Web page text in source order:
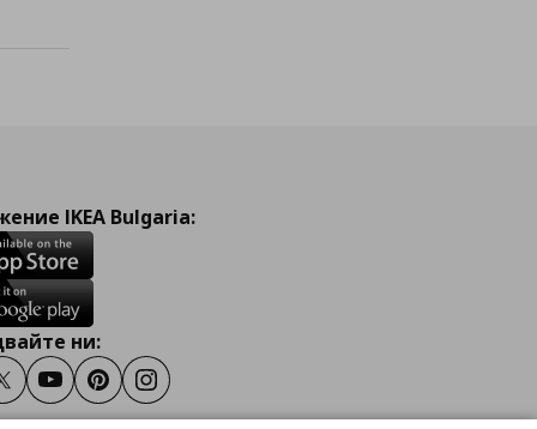
IKEA Bulgaria:
ни:
TwitterYoutubePinterestInstagram